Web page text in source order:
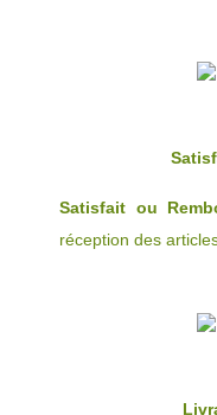
Satisfait ou
réception des